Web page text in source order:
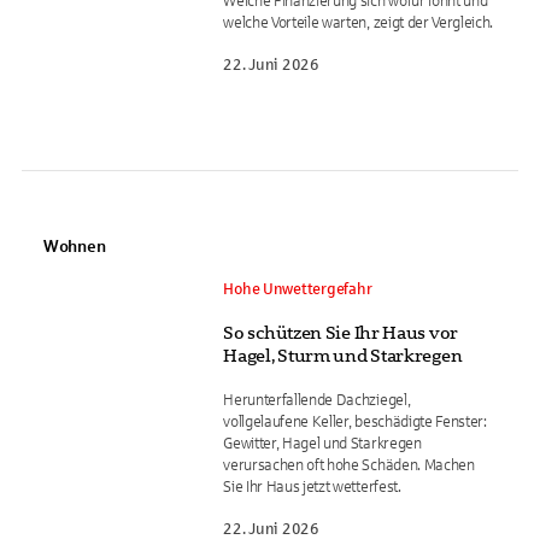
welche Vorteile warten, zeigt der Vergleich.
22. Juni 2026
Wohnen
Hohe Unwettergefahr
So schützen Sie Ihr Haus vor
Hagel, Sturm und Starkregen
Herunterfallende Dachziegel,
vollgelaufene Keller, beschädigte Fenster:
Gewitter, Hagel und Starkregen
verursachen oft hohe Schäden. Machen
Sie Ihr Haus jetzt wetterfest.
22. Juni 2026